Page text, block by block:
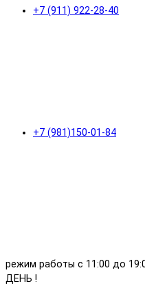
+7 (911) 922-28-40
+7 (981)150-01-84
режим работы с 11:00 до
ДЕНЬ !